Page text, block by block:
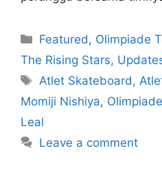
Featured, Olimpiade
The Rising Stars,
Atlet Skateboard,
Momiji Nishiya,
Leal
Leave a comment